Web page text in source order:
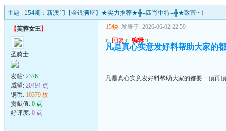
主题 : 154期：新澳门【金银满屋】★实力推荐★╬=四肖中特=╬★致富~！
【芙蓉女王】
圣骑士
发帖: 2376
威望: 20494 点
铜币: 10379 枚
贡献值: 0 点
好评度: 0 点
15楼 发表于: 2026-06-02 22:59
u 回复 u 编辑 u
凡是真心实意发好料帮助大家的
凡是真心实意发好料帮助大家的都要一顶再